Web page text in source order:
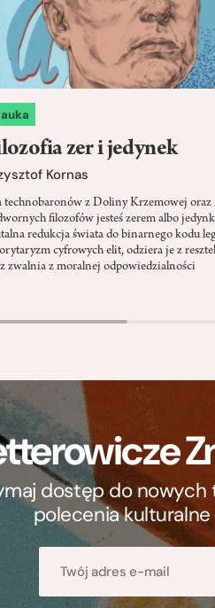
zer i jedynek
Kornas
technobaronów z Doliny Krzemowej oraz
filozofów jesteś zerem albo
redukcja świata do binarnego kodu
cyfrowych elit, odziera je z
zwalnia z moralnej odpowiedzialności
dostęp do
polecenia